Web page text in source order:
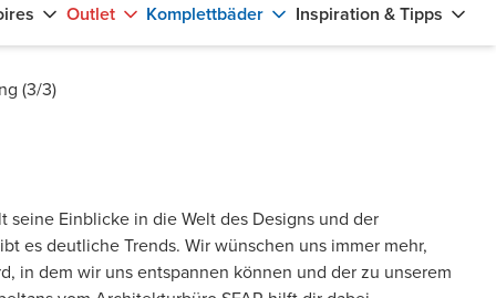
Outlet Komplettbäder Inspiration & Tipps
(3/3)
seine Einblicke in die Welt des Designs und der
es deutliche Trends. Wir wünschen uns immer mehr,
in dem wir uns entspannen können und der zu unserem